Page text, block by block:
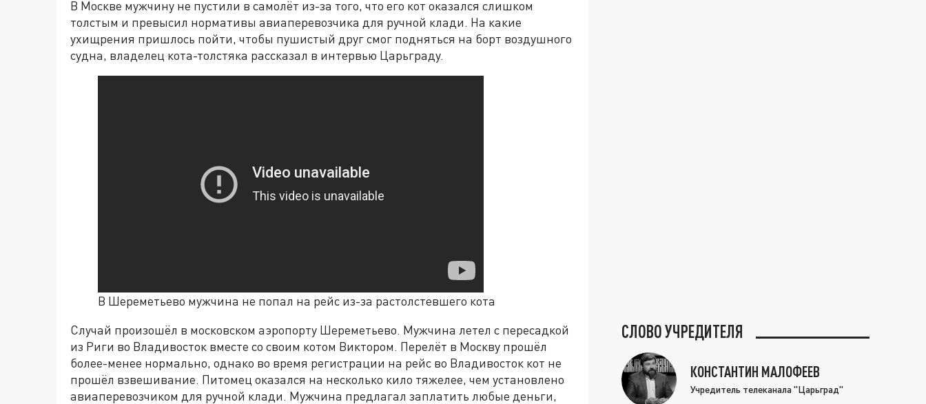
В Москве мужчину не пустили в самолёт из-за того, что его кот оказался слишком
толстым и превысил нормативы авиаперевозчика для ручной клади. На какие
ухищрения пришлось пойти, чтобы пушистый друг смог подняться на борт воздушного
судна, владелец кота-толстяка рассказал в интервью Царьграду.
В Шереметьево мужчина не попал на рейс из-за растолстевшего кота
Случай произошёл в московском аэропорту Шереметьево. Мужчина летел с пересадкой
из Риги во Владивосток вместе со своим котом Виктором. Перелёт в Москву прошёл
более-менее нормально, однако во время регистрации на рейс во Владивосток кот не
прошёл взвешивание. Питомец оказался на несколько кило тяжелее, чем установлено
авиаперевозчиком для ручной клади. Мужчина предлагал заплатить любые деньги,
СЛОВО УЧРЕДИТЕЛЯ
КОНСТАНТИН МАЛОФЕЕВ
Учредитель телеканала "Царьград"